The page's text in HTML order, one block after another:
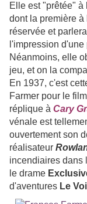
Elle est "prêtée" à
dont la première
réservée et
l'impression
Néanmoins, elle
jeu, et on la
En 1937, c'est
Farmer pour le film
réplique à Cary
vénale est
ouvertement son
réalisateur
incendiaires dans
le drame
d'aventures Le